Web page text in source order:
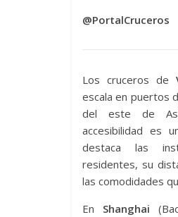
@PortalCruceros
Los cruceros de
escala en puertos
del este de
accesibilidad es
destaca las
residentes, su
las comodidades
En Shanghai